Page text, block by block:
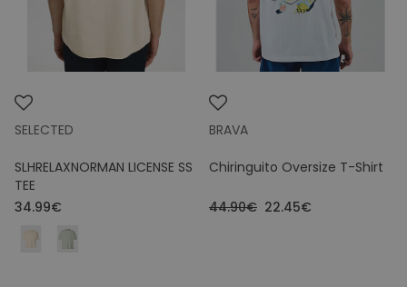
SELECTED
SLHRELAXNORMAN LICENSE SS
TEE
34.99€
BRAVA
Chiringuito Oversize T-Shirt
44.90€ 22.45€